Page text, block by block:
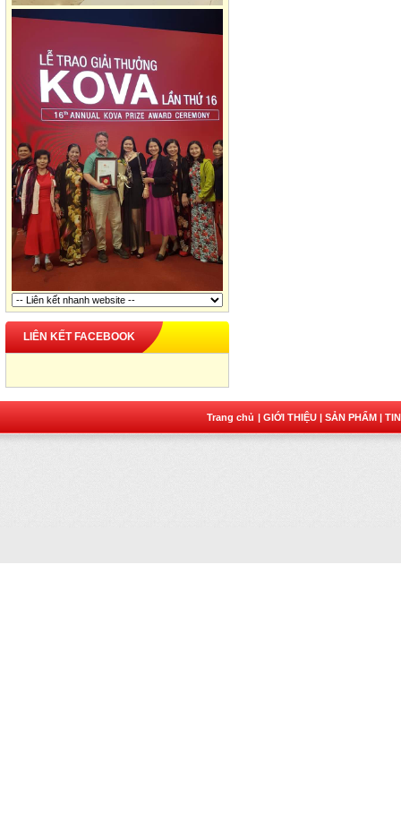
LIÊN KẾT FACEBOOK
Trang chủ | GIỚI THIỆU | SẢN PHẨM |